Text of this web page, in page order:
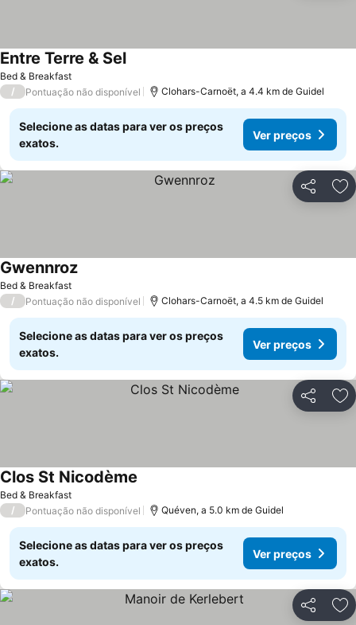
Bed & Breakfast
Entre Terre & Sel
/ Pontuação não disponível Clohars-Carnoët, a 4.4 km de Guidel
Selecione as datas para ver os preços
exatos.
Ver preços
Partilhar
Bed & Breakfast
Gwennroz
/ Pontuação não disponível Clohars-Carnoët, a 4.5 km de Guidel
Selecione as datas para ver os preços
exatos.
Ver preços
Partilhar
Bed & Breakfast
Clos St Nicodème
/ Pontuação não disponível Quéven, a 5.0 km de Guidel
Selecione as datas para ver os preços
exatos.
Ver preços
Partilhar